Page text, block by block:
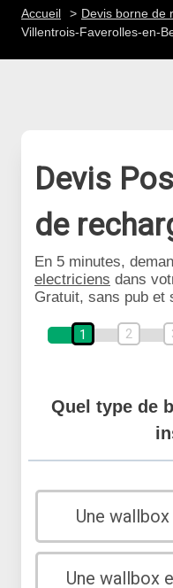
Accueil
Devis borne de
Villentrois-Faverolles-en-
Devis
de
En 5 minutes,
electriciens dans
Gratuit, sans pub et
1 2
Quel type de
Une
Une wallbox